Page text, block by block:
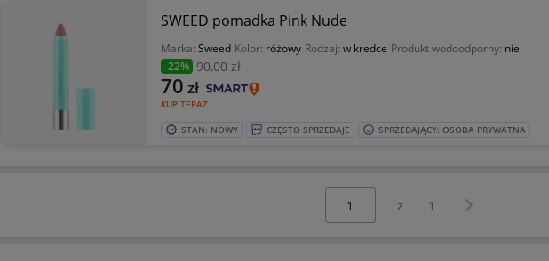
SWEED pomadka Pink Nude
Marka: Sweed Kolor: różowy Rodzaj: w kredce Produkt wodoodporny: nie
-22% 90,00 zł
KUP TERAZ
70 zł
STAN: NOWY CZĘSTO SPRZEDAJE SPRZEDAJĄCY: OSOBA PRYWATNA
z 1 Następna strona